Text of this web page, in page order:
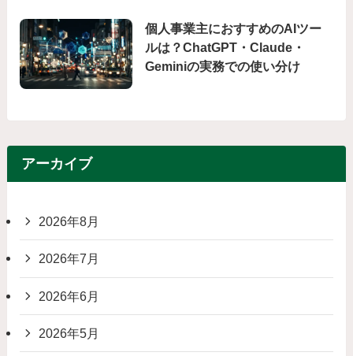
個人事業主におすすめのAIツー
ルは？ChatGPT・Claude・
Geminiの実務での使い分け
アーカイブ
2026年8月
2026年7月
2026年6月
2026年5月